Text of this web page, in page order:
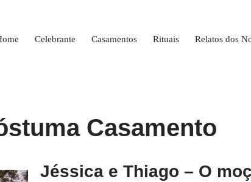
Celebrante Casamentos Rituais Relatos dos
Casamento
Jéssica e Thiago – O